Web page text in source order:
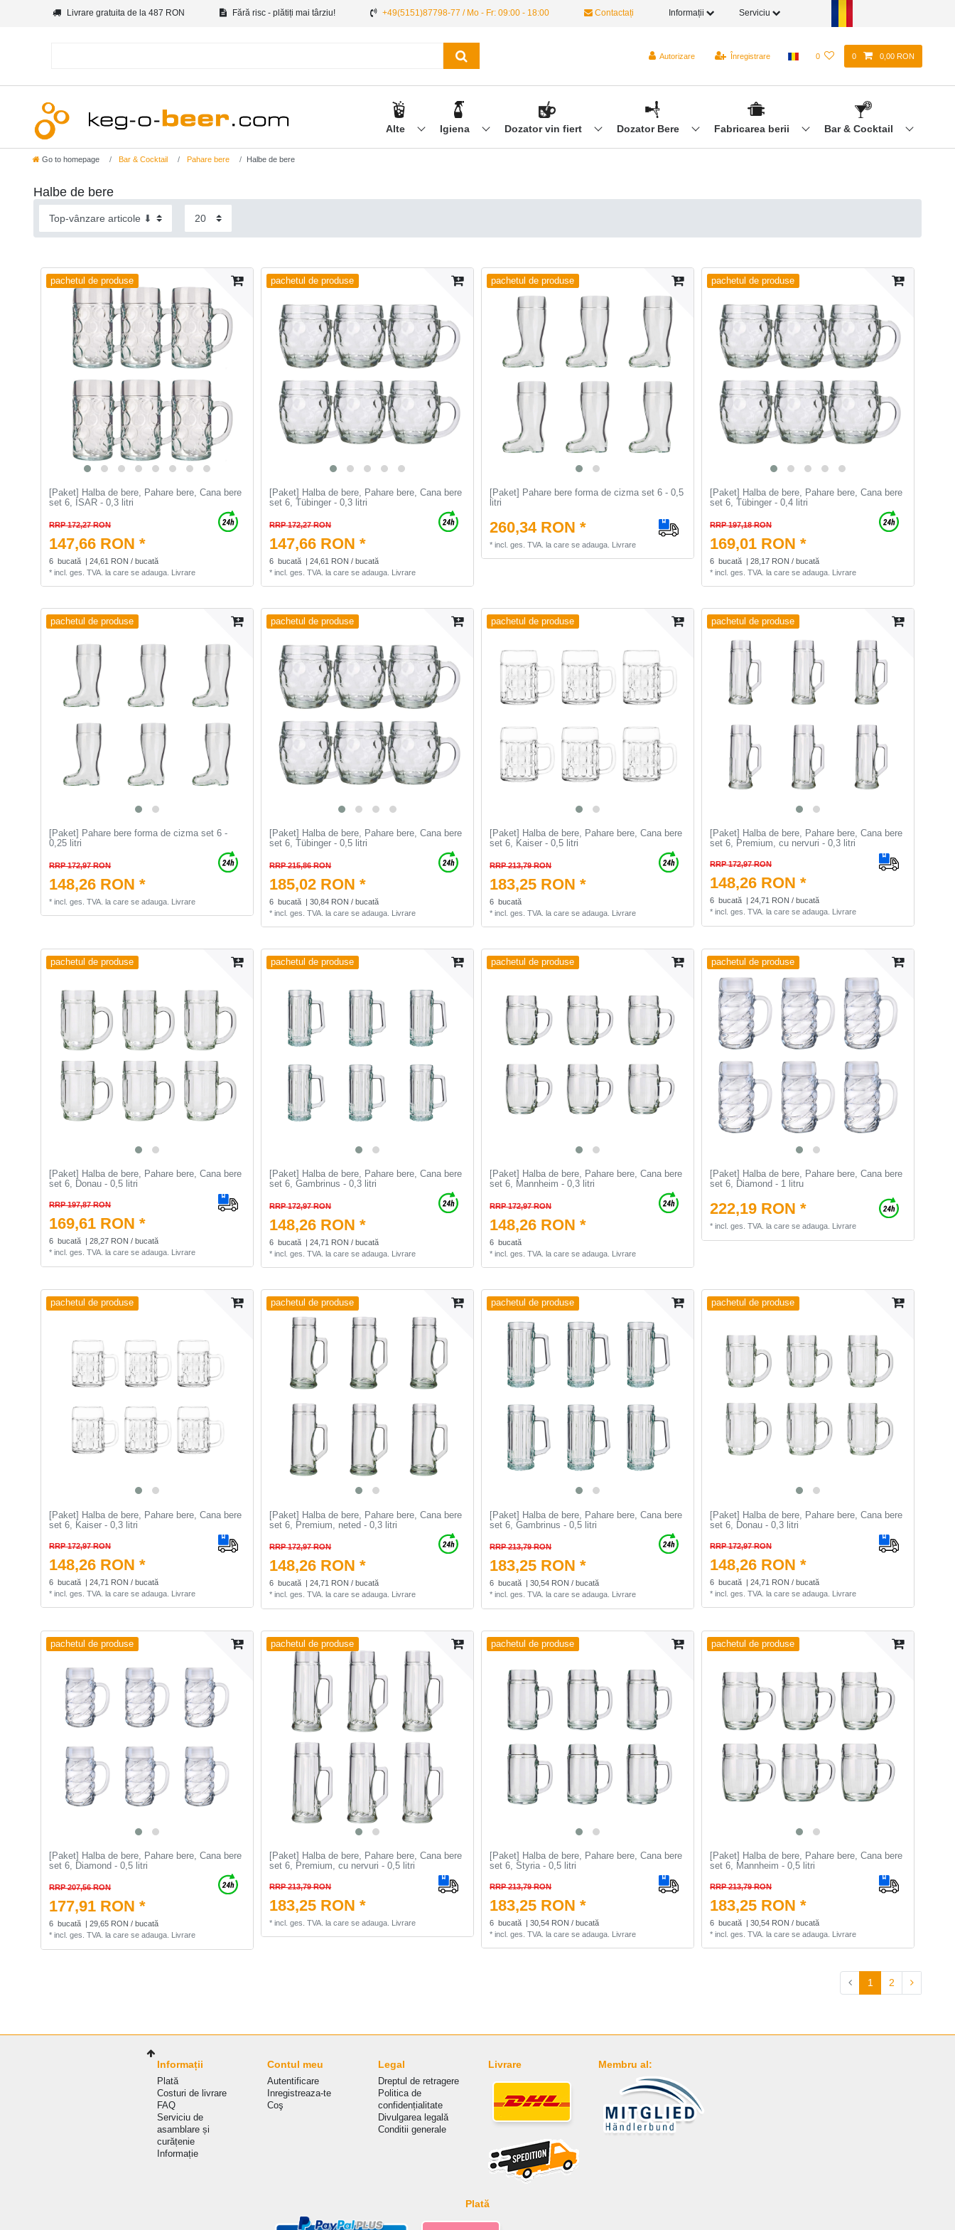
Livrare gratuita de la 487 RON Fără risc - plătiți mai târziu! +49(5151)87798-77 / Mo - Fr: 09:00 - 18:00 Contactați Informații Serviciu
Autorizare Înregistrare 0 0 0,00 RON
Alte Igiena Dozator vin fiert Dozator Bere Fabricarea berii Bar & Cocktail
Go to homepage Bar & Cocktail Pahare bere Halbe de bere
Halbe de bere
pachetul de produse
[Paket] Halba de bere, Pahare bere, Cana bere
set 6, ISAR - 0,3 litri
RRP 172,27 RON
147,66 RON *
6 bucată | 24,61 RON / bucată
*incl. ges. TVA. la care se adauga. Livrare
pachetul de produse
[Paket] Halba de bere, Pahare bere, Cana bere
set 6, Tübinger - 0,3 litri
RRP 172,27 RON
147,66 RON *
6 bucată | 24,61 RON / bucată
*incl. ges. TVA. la care se adauga. Livrare
pachetul de produse
[Paket] Pahare bere forma de cizma set 6 - 0,5
litri
260,34 RON *
*incl. ges. TVA. la care se adauga. Livrare
pachetul de produse
[Paket] Halba de bere, Pahare bere, Cana bere
set 6, Tübinger - 0,4 litri
RRP 197,18 RON
169,01 RON *
6 bucată | 28,17 RON / bucată
*incl. ges. TVA. la care se adauga. Livrare
pachetul de produse
[Paket] Pahare bere forma de cizma set 6 -
0,25 litri
RRP 172,97 RON
148,26 RON *
*incl. ges. TVA. la care se adauga. Livrare
pachetul de produse
[Paket] Halba de bere, Pahare bere, Cana bere
set 6, Tübinger - 0,5 litri
RRP 215,86 RON
185,02 RON *
6 bucată | 30,84 RON / bucată
*incl. ges. TVA. la care se adauga. Livrare
pachetul de produse
[Paket] Halba de bere, Pahare bere, Cana bere
set 6, Kaiser - 0,5 litri
RRP 213,79 RON
183,25 RON *
6 bucată
*incl. ges. TVA. la care se adauga. Livrare
pachetul de produse
[Paket] Halba de bere, Pahare bere, Cana bere
set 6, Premium, cu nervuri - 0,3 litri
RRP 172,97 RON
148,26 RON *
6 bucată
| 24,71 RON / bucată
*incl. ges. TVA. la care se adauga. Livrare
pachetul de produse
[Paket] Halba de bere, Pahare bere, Cana bere
set 6, Donau - 0,5 litri
RRP 197,87 RON
169,61 RON *
6 bucată
| 28,27 RON / bucată
*incl. ges. TVA. la care se adauga. Livrare
pachetul de produse
[Paket] Halba de bere, Pahare bere, Cana bere
set 6, Gambrinus - 0,3 litri
RRP 172,97 RON
148,26 RON *
6 bucată
| 24,71 RON / bucată
*incl. ges. TVA. la care se adauga. Livrare
pachetul de produse
[Paket] Halba de bere, Pahare bere, Cana bere
set 6, Mannheim - 0,3 litri
RRP 172,97 RON
148,26 RON *
6 bucată
*incl. ges. TVA. la care se adauga. Livrare
pachetul de produse
[Paket] Halba de bere, Pahare bere, Cana bere
set 6, Diamond - 1 litru
222,19 RON *
*incl. ges. TVA. la care se adauga. Livrare
pachetul de produse
[Paket] Halba de bere, Pahare bere, Cana bere
set 6, Kaiser - 0,3 litri
RRP 172,97 RON
148,26 RON *
6 bucată | 24,71 RON / bucată
*incl. ges. TVA. la care se adauga. Livrare
pachetul de produse
[Paket] Halba de bere, Pahare bere, Cana bere
set 6, Premium, neted - 0,3 litri
RRP 172,97 RON
148,26 RON *
6 bucată
| 24,71 RON / bucată
*incl. ges. TVA. la care se adauga. Livrare
pachetul de produse
[Paket] Halba de bere, Pahare bere, Cana bere
set 6, Gambrinus - 0,5 litri
RRP 213,79 RON
183,25 RON *
6 bucată
| 30,54 RON / bucată
*incl. ges. TVA. la care se adauga. Livrare
pachetul de produse
[Paket] Halba de bere, Pahare bere, Cana bere
set 6, Donau - 0,3 litri
RRP 172,97 RON
148,26 RON *
6 bucată | 24,71 RON / bucată
*incl. ges. TVA. la care se adauga. Livrare
pachetul de produse
[Paket] Halba de bere, Pahare bere, Cana bere
set 6, Diamond - 0,5 litri
RRP 207,56 RON
177,91 RON *
6 bucată
| 29,65 RON / bucată
*incl. ges. TVA. la care se adauga. Livrare
pachetul de produse
[Paket] Halba de bere, Pahare bere, Cana bere
set 6, Premium, cu nervuri - 0,5 litri
RRP 213,79 RON
183,25 RON *
*incl. ges. TVA. la care se adauga. Livrare
pachetul de produse
[Paket] Halba de bere, Pahare bere, Cana bere
set 6, Styria - 0,5 litri
RRP 213,79 RON
183,25 RON *
6 bucată | 30,54 RON / bucată
*incl. ges. TVA. la care se adauga. Livrare
pachetul de produse
[Paket] Halba de bere, Pahare bere, Cana bere
set 6, Mannheim - 0,5 litri
RRP 213,79 RON
183,25 RON *
6 bucată | 30,54 RON / bucată
*incl. ges. TVA. la care se adauga. Livrare
1 2
Informații
Plată
Costuri de livrare
FAQ
Serviciu de
asamblare și
curățenie
Informație
Contul meu
Autentificare
Inregistreaza-te
Coş
Legal
Dreptul de retragere
Politica de
сonfidențialitate
Divulgarea legală
Conditii generale
Livrare Membru al:
Plată